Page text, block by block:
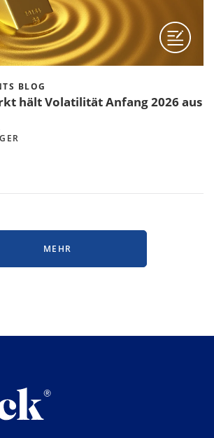
BLOG
hält Volatilität Anfang 2026 aus
MEHR